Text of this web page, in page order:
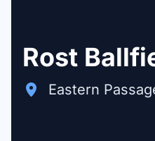
Rost
Eastern